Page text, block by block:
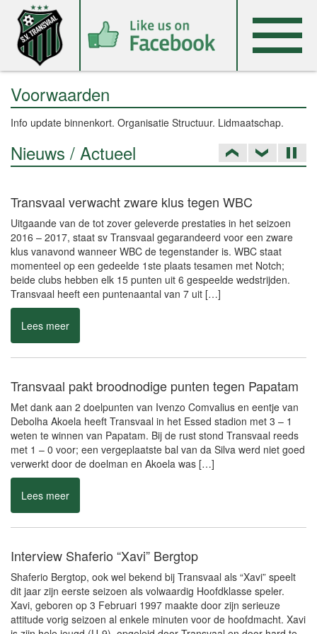
Voorwaarden
Info update binnenkort. Organisatie Structuur. Lidmaatschap.
Nieuws / Actueel
Transvaal verwacht zware klus tegen WBC
Uitgaande van de tot zover geleverde prestaties in het seizoen
2016 – 2017, staat sv Transvaal gegarandeerd voor een zware
klus vanavond wanneer WBC de tegenstander is. WBC staat
momenteel op een gedeelde 1ste plaats tesamen met Notch;
beide clubs hebben elk 15 punten uit 6 gespeelde wedstrijden.
Transvaal heeft een puntenaantal van 7 uit […]
Lees meer
Transvaal pakt broodnodige punten tegen Papatam
Met dank aan 2 doelpunten van Ivenzo Comvalius en eentje van
Debolha Akoela heeft Transvaal in het Essed stadion met 3 – 1
weten te winnen van Papatam. Bij de rust stond Transvaal reeds
met 1 – 0 voor; een vergeplaatste bal van da Silva werd niet goed
verwerkt door de doelman en Akoela was […]
Lees meer
Interview Shaferio “Xavi” Bergtop
Shaferio Bergtop, ook wel bekend bij Transvaal als “Xavi” speelt
dit jaar zijn eerste seizoen als volwaardig Hoofdklasse speler.
Xavi, geboren op 3 Februari 1997 maakte door zijn serieuze
attitude vorig seizoen al enkele minuten voor de hoofdmacht. Xavi